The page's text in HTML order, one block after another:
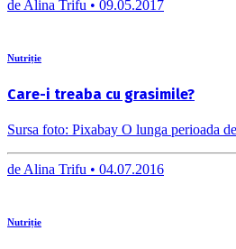
de Alina Trifu • 09.05.2017
Nutriție
Care-i treaba cu grasimile?
Sursa foto: Pixabay O lunga perioada
de Alina Trifu • 04.07.2016
Nutriție